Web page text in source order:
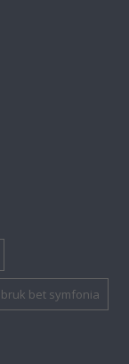
bruk bet symfonia